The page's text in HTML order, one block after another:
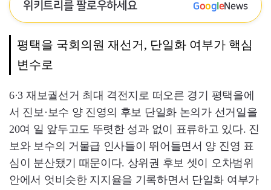
위키트리를 팔로우하세요 GoogleNews
평택을 국회의원 재선거, 단일화 여부가 핵심
변수로
6·3 재보궐선거 최대 격전지로 떠오른 경기 평택을에
서 진보·보수 양 진영의 후보 단일화 논의가 선거일을
20여 일 앞두고도 뚜렷한 성과 없이 표류하고 있다. 진
보와 보수의 거물급 인사들이 뛰어들면서 양 진영 표
심이 분산됐기 때문이다. 상위권 후보 셋이 오차범위
안에서 엇비슷한 지지율을 기록하면서 단일화 여부가